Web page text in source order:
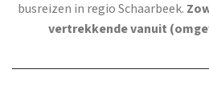
busreizen in regio Schaarbeek.
vertrekkende vanuit